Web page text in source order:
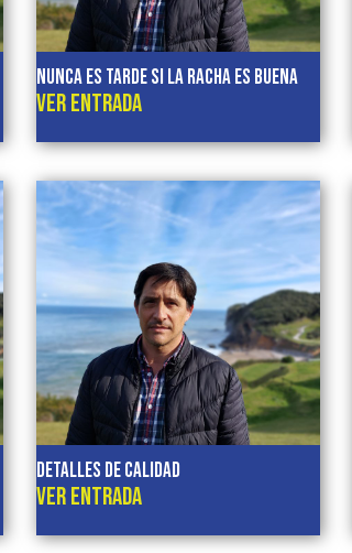
NUNCA ES TARDE SI LA RACHA ES BUENA
VER ENTRADA
DETALLES DE CALIDAD
VER ENTRADA